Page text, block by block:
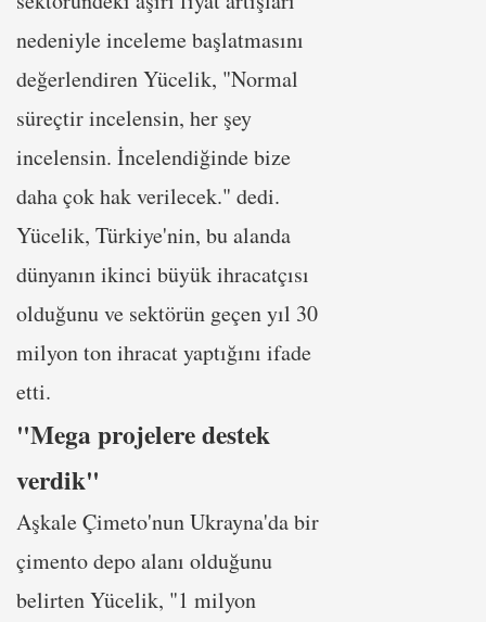
nedeniyle inceleme başlatmasını
değerlendiren Yücelik, "Normal
süreçtir incelensin, her şey
incelensin. İncelendiğinde bize
daha çok hak verilecek." dedi.
Yücelik, Türkiye'nin, bu alanda
dünyanın ikinci büyük ihracatçısı
olduğunu ve sektörün geçen yıl 30
milyon ton ihracat yaptığını ifade
etti.
"Mega projelere destek
verdik"
Aşkale Çimeto'nun Ukrayna'da bir
çimento depo alanı olduğunu
belirten Yücelik, "1 milyon